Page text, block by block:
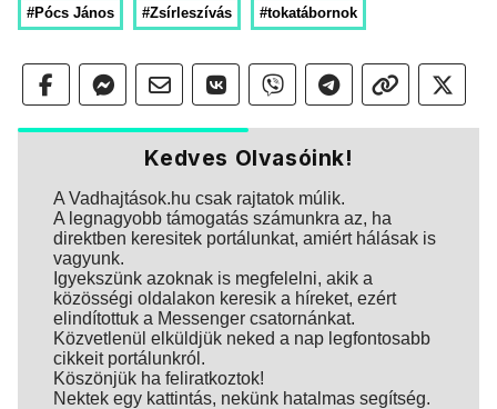
#Pócs János #Zsírleszívás #tokatábornok
Kedves Olvasóink!
A Vadhajtások.hu csak rajtatok múlik.
A legnagyobb támogatás számunkra az, ha
direktben keresitek portálunkat, amiért hálásak is
vagyunk.
Igyekszünk azoknak is megfelelni, akik a
közösségi oldalakon keresik a híreket, ezért
elindítottuk a Messenger csatornánkat.
Közvetlenül elküldjük neked a nap legfontosabb
cikkeit portálunkról.
Köszönjük ha feliratkoztok!
Nektek egy kattintás, nekünk hatalmas segítség.